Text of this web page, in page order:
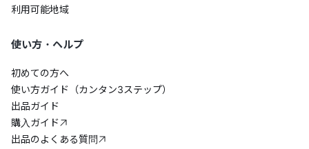
利用可能地域
使い方・ヘルプ
初めての方へ
使い方ガイド（カンタン3ステップ）
出品ガイド
購入ガイド
出品のよくある質問